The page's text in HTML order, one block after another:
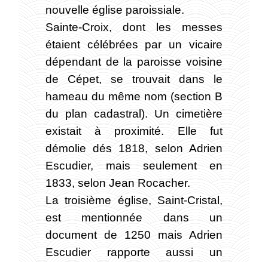
nouvelle église paroissiale.
Sainte-Croix, dont les messes
étaient célébrées par un vicaire
dépendant de la paroisse voisine
de Cépet, se trouvait dans le
hameau du même nom (section B
du plan cadastral). Un cimetière
existait à proximité. Elle fut
démolie dés 1818, selon Adrien
Escudier, mais seulement en
1833, selon Jean Rocacher.
La troisième église, Saint-Cristal,
est mentionnée dans un
document de 1250 mais Adrien
Escudier rapporte aussi un